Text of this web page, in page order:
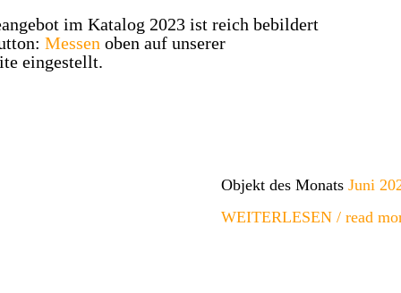
im Katalog 2023 ist reich bebildert
Messen oben auf unserer
eingestellt.
Objekt des Monats Juni
WEITERLESEN / read